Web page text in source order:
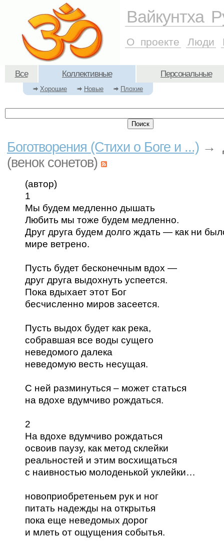
Все Коллективные Персональные
Хорошие Новые Плохие
Боготворения (Стихи о Боге и ...) →
(венок сонетов)
(автор)
1
Мы будем медленно дышать
Любить мы тоже будем медленно.
Друг друга будем долго ждать — как ни
мире ветрено.
Пусть будет бесконечным вдох —
друг друга выдохнуть успеется.
Пока вдыхает этот Бог
бесчисленно миров засеется.
Пусть выдох будет как река,
собравшая все воды сущего
неведомого далека
неведомую весть несущая.
С ней разминуться – может статься
на вдохе вдумчиво рождаться.
2
На вдохе вдумчиво рождаться
освоив паузу, как метод склейки
реальностей и этим восхищаться
с наивностью молоденькой уклейки…
новоприобретеньем рук и ног
питать надежды на открытья
пока еще неведомых дорог
и млеть от ощущения событья.
Вайкунтха
О проекте Люди